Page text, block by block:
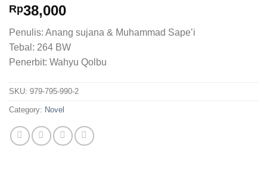
Rp38,000
Penulis: Anang sujana & Muhammad Sape’i
Tebal: 264 BW
Penerbit: Wahyu Qolbu
SKU: 979-795-990-2
Category: Novel